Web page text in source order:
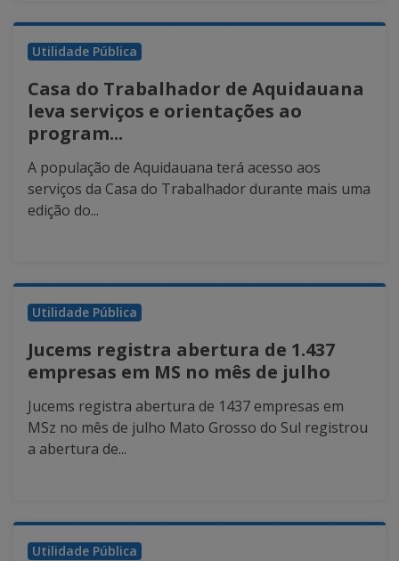
Utilidade Pública
Casa do Trabalhador de Aquidauana
leva serviços e orientações ao
program...
A população de Aquidauana terá acesso aos
serviços da Casa do Trabalhador durante mais uma
edição do...
Utilidade Pública
Jucems registra abertura de 1.437
empresas em MS no mês de julho
Jucems registra abertura de 1437 empresas em
MSz no mês de julho Mato Grosso do Sul registrou
a abertura de...
Utilidade Pública